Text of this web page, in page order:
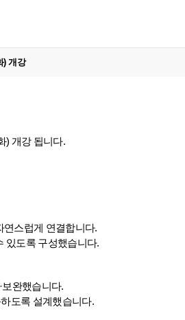
) 개강
) 개강 됩니다.
연스럽게 연결합니다.
있도록 구성했습니다.
완했습니다.
도록 설계했습니다.